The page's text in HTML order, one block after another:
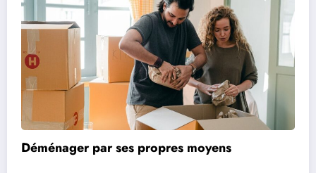
Déménager par ses propres moyens